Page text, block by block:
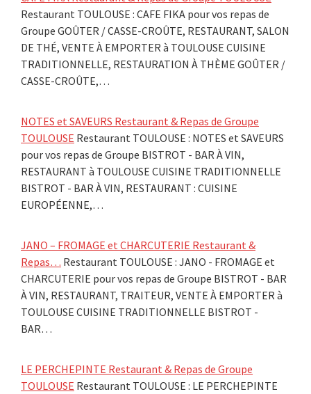
Restaurant TOULOUSE : CAFE FIKA pour vos repas de
Groupe GOÛTER / CASSE-CROÛTE, RESTAURANT, SALON
DE THÉ, VENTE À EMPORTER à TOULOUSE CUISINE
TRADITIONNELLE, RESTAURATION À THÈME GOÛTER /
CASSE-CROÛTE,…
NOTES et SAVEURS Restaurant & Repas de Groupe
TOULOUSE Restaurant TOULOUSE : NOTES et SAVEURS
pour vos repas de Groupe BISTROT - BAR À VIN,
RESTAURANT à TOULOUSE CUISINE TRADITIONNELLE
BISTROT - BAR À VIN, RESTAURANT : CUISINE
EUROPÉENNE,…
JANO – FROMAGE et CHARCUTERIE Restaurant &
Repas… Restaurant TOULOUSE : JANO - FROMAGE et
CHARCUTERIE pour vos repas de Groupe BISTROT - BAR
À VIN, RESTAURANT, TRAITEUR, VENTE À EMPORTER à
TOULOUSE CUISINE TRADITIONNELLE BISTROT -
BAR…
LE PERCHEPINTE Restaurant & Repas de Groupe
TOULOUSE Restaurant TOULOUSE : LE PERCHEPINTE